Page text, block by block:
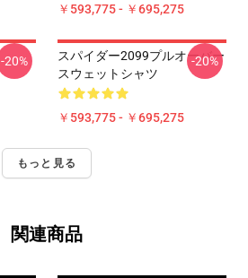
￥593,775 - ￥695,275
-20%
スパイダー2099プルオーバー
スウェットシャツ
￥593,775 - ￥695,275
-20%
もっと見る
関連商品